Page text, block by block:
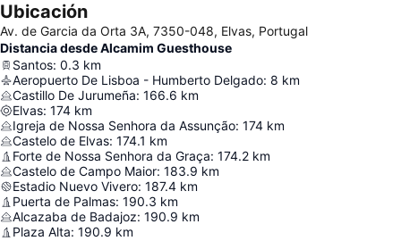
Ubicación
Av. de Garcia da Orta 3A, 7350-048, Elvas, Portugal
Distancia desde Alcamim Guesthouse
Santos: 0.3 km
Aeropuerto De Lisboa - Humberto Delgado: 8 km
Castillo De Jurumeña: 166.6 km
Elvas: 174 km
Igreja de Nossa Senhora da Assunção: 174 km
Castelo de Elvas: 174.1 km
Forte de Nossa Senhora da Graça: 174.2 km
Castelo de Campo Maior: 183.9 km
Estadio Nuevo Vivero: 187.4 km
Puerta de Palmas: 190.3 km
Alcazaba de Badajoz: 190.9 km
Plaza Alta: 190.9 km